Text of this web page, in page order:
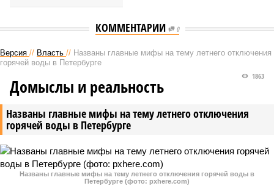
КОММЕНТАРИИ 0
Версия // Власть // Названы главные мифы на тему летнего отключения
горячей воды в Петербурге
Названы главные мифы на тему летнего отключения
горячей воды в Петербурге
1863
Домыслы и реальность
Названы главные мифы на тему летнего отключения горячей воды в
Петербурге (фото: pxhere.com)